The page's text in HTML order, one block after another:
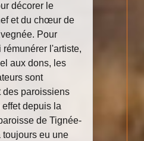
décorer le
et du chœur de
Pour
l'artiste,
aux dons, les
sont
des paroissiens
depuis la
de Tignée-
toujours eu une